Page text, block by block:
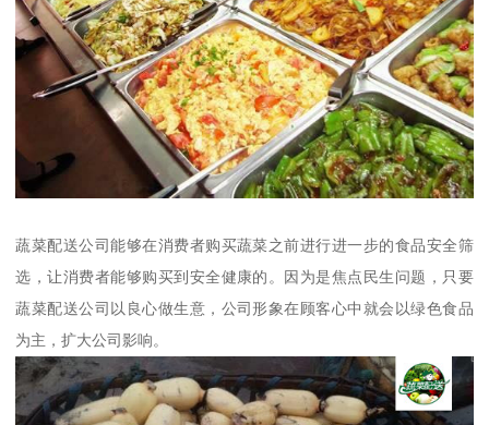
蔬菜配送公司能够在消费者购买蔬菜之前进行进一步的食品安全筛
选，让消费者能够购买到安全健康的。因为是焦点民生问题，只要
蔬菜配送公司以良心做生意，公司形象在顾客心中就会以绿色食品
为主，扩大公司影响。